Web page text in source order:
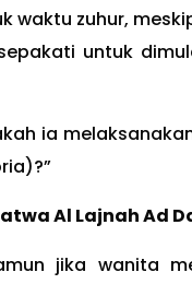
waktu zuhur,
untuk
ia
Al Lajnah Ad
jika wanita